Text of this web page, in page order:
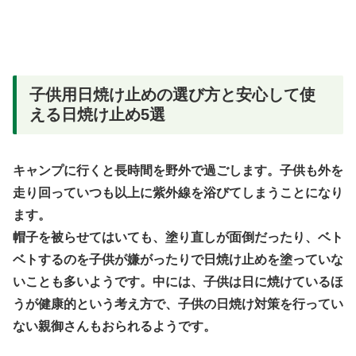
子供用日焼け止めの選び方と安心して使
える日焼け止め5選
キャンプに行くと長時間を野外で過ごします。子供も外を
走り回っていつも以上に紫外線を浴びてしまうことになり
ます。
帽子を被らせてはいても、塗り直しが面倒だったり、ベト
ベトするのを子供が嫌がったりで日焼け止めを塗っていな
いことも多いようです。中には、子供は日に焼けているほ
うが健康的という考え方で、子供の日焼け対策を行ってい
ない親御さんもおられるようです。